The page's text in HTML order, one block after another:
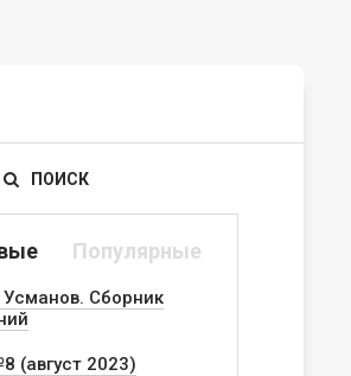
ПОИСК
Популярные
Сборник
(август 2023)